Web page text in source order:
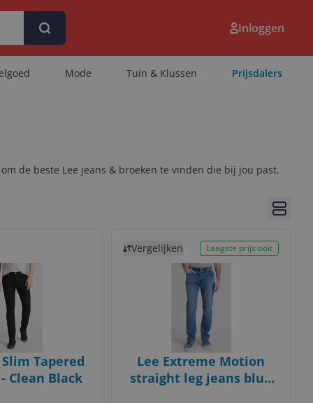
Inloggen
Mode Tuin & Klussen Prijsdalers
de beste Lee jeans & broeken te vinden die bij jou past.
Tapered
Clean Black
Vergelijken Laagste prijs ooit
Lee Extreme Motion
straight leg jeans blue